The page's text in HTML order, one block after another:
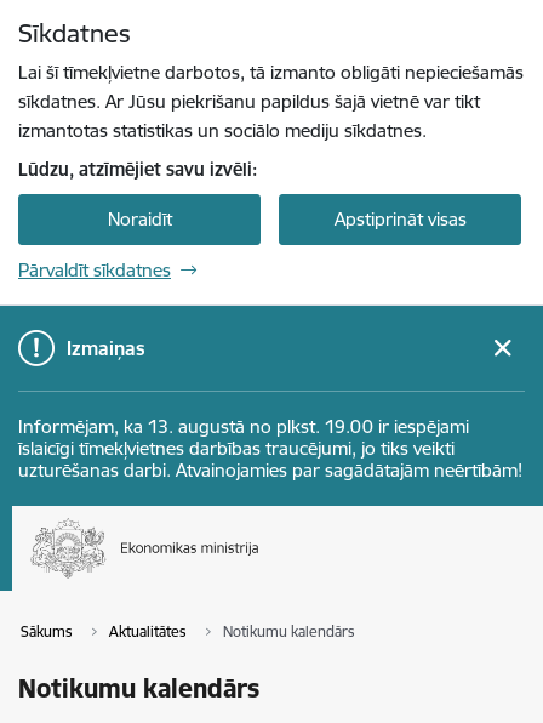
Sīkdatnes
Lai šī tīmekļvietne darbotos, tā izmanto obligāti nepieciešamās
sīkdatnes. Ar Jūsu piekrišanu papildus šajā vietnē var tikt
izmantotas statistikas un sociālo mediju sīkdatnes.
Lūdzu, atzīmējiet savu izvēli:
Noraidīt Apstiprināt visas
Pārvaldīt sīkdatnes
Izmaiņas
Informējam, ka 13. augustā no plkst. 19.00 ir iespējami
īslaicīgi tīmekļvietnes darbības traucējumi, jo tiks veikti
uzturēšanas darbi. Atvainojamies par sagādātajām neērtībām!
Sākums Aktualitātes Notikumu kalendārs
Notikumu kalendārs